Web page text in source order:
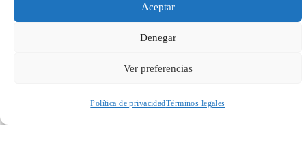
Aceptar
Denegar
Ver preferencias
Política de privacidadTérminos legales
SOMBRAS EN EL MURO